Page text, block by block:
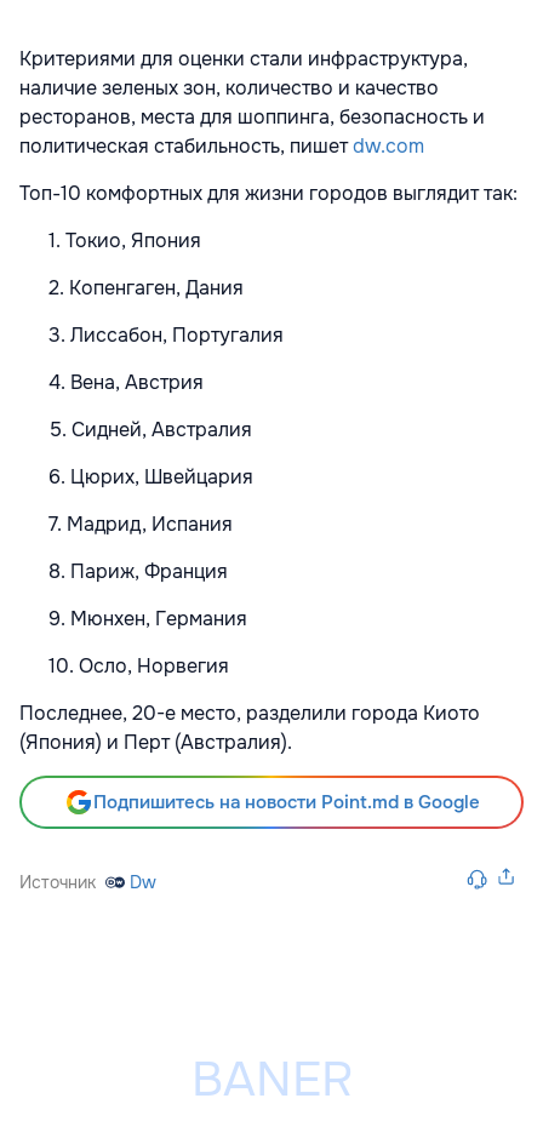
Критериями для оценки стали инфраструктура,
наличие зеленых зон, количество и качество
ресторанов, места для шоппинга, безопасность и
политическая стабильность, пишетdw.com
Топ-10 комфортных для жизни городов выглядит так:
1. Токио, Япония
2. Копенгаген, Дания
3. Лиссабон, Португалия
4. Вена, Австрия
5. Сидней, Австралия
6. Цюрих, Швейцария
7. Мадрид, Испания
8. Париж, Франция
9. Мюнхен, Германия
10. Осло, Норвегия
Последнее, 20-е место, разделили города Киото
(Япония) и Перт (Австралия).
Подпишитесь на новости Point.md в Google
Источник Dw